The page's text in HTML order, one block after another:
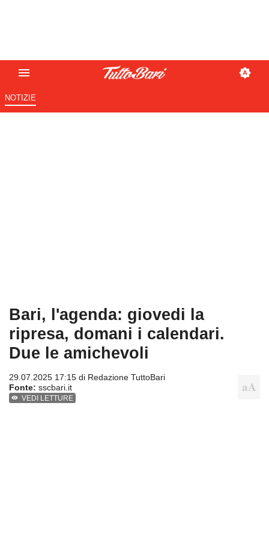
NOTIZIE
Bari, l'agenda: giovedi la
ripresa, domani i calendari.
Due le amichevoli
29.07.2025 17:15 di Redazione TuttoBari
Fonte: sscbari.it
VEDI LETTURE